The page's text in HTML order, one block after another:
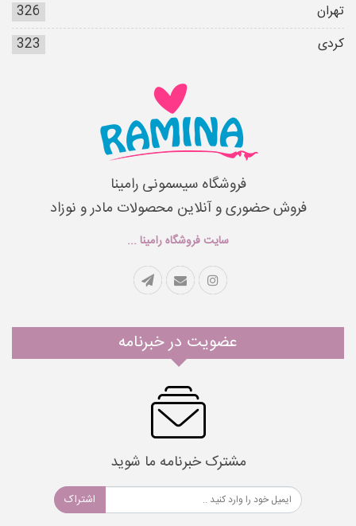
تهران
326
کردی
323
فروشگاه سیسمونی رامینا
فروش حضوری و آنلاین محصولات مادر و نوزاد
سایت فروشگاه رامینا ...
عضویت در خبرنامه
مشترک خبرنامه ما شوید
اشتراک